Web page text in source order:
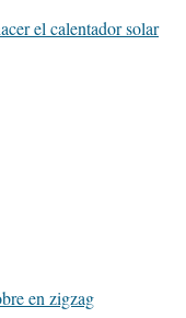
el calentador solar
en zigzag